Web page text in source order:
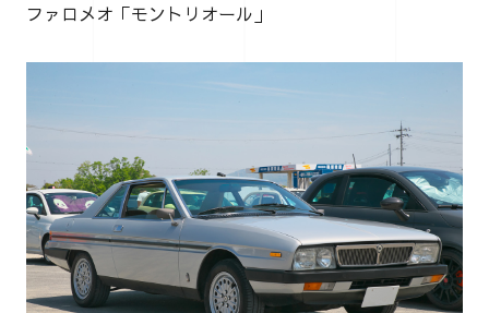
ファロメオ「モントリオール」